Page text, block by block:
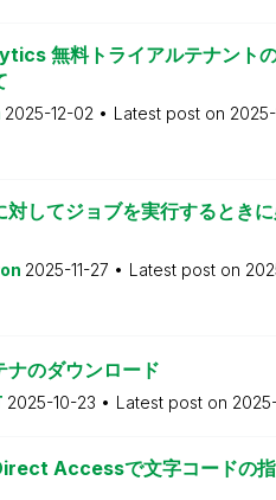
無料トライアルテナント
2025-12-02 Latest post on
対してジョブを実行するとき
2025-11-27 Latest post on
ナのダウンロード
2025-10-23 Latest post on
Accessで文字コードの